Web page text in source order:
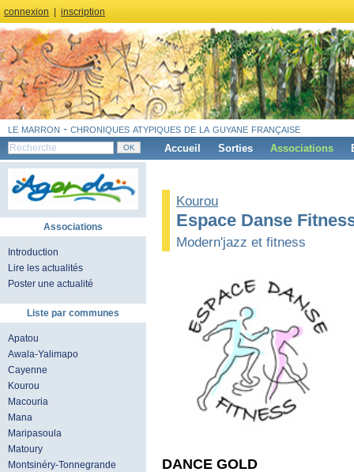
connexion inscription
le marron - chroniques atypiques de la guyane française
Accueil Sorties Associations
Associations
Introduction
Lire les actualités
Poster une actualité
Liste par communes
Apatou
Awala-Yalimapo
Cayenne
Kourou
Macouria
Mana
Maripasoula
Matoury
Montsinéry-Tonnegrande
Kourou
Espace Danse
Modern'jazz et fitness
DANCE GOLD